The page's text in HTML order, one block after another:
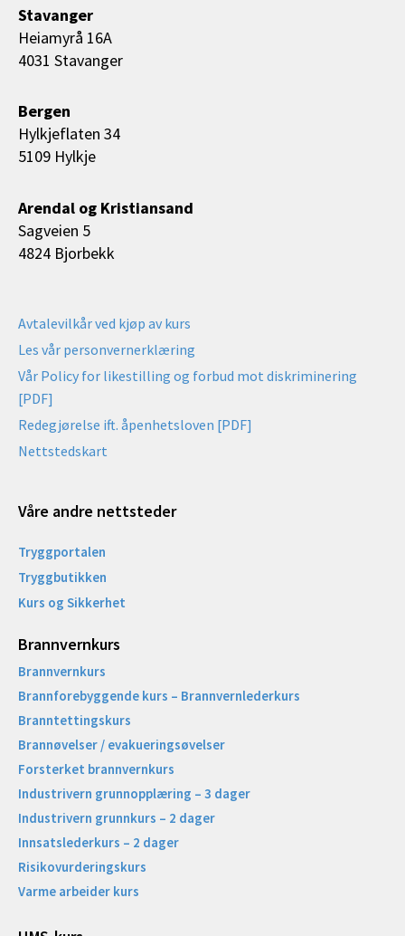
Stavanger
Heiamyrå 16A
4031 Stavanger
Bergen
Hylkjeflaten 34
5109 Hylkje
Arendal og Kristiansand
Sagveien 5
4824 Bjorbekk
Avtalevilkår ved kjøp av kurs
Les vår personvernerklæring
Vår Policy for likestilling og forbud mot diskriminering
[PDF]
Redegjørelse ift. åpenhetsloven [PDF]
Nettstedskart
Våre andre nettsteder
Tryggportalen
Tryggbutikken
Kurs og Sikkerhet
Brannvernkurs
Brannvernkurs
Brannforebyggende kurs – Brannvernlederkurs
Branntettingskurs
Brannøvelser / evakueringsøvelser
Forsterket brannvernkurs
Industrivern grunnopplæring – 3 dager
Industrivern grunnkurs – 2 dager
Innsatslederkurs – 2 dager
Risikovurderingskurs
Varme arbeider kurs